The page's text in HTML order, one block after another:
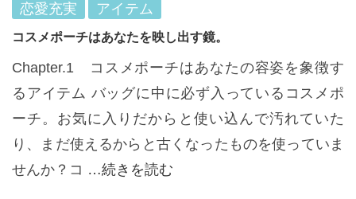
恋愛充実 アイテム
コスメポーチはあなたを映し出す鏡。
Chapter.1 コスメポーチはあなたの容姿を象徴す
るアイテム バッグに中に必ず入っているコスメポ
ーチ。お気に入りだからと使い込んで汚れていた
り、まだ使えるからと古くなったものを使っていま
せんか？コ …続きを読む